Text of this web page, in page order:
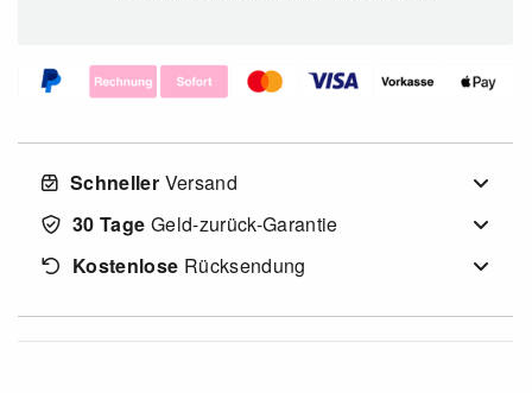
Schneller Versand
30 Tage Geld-zurück-Garantie
Kostenlose Rücksendung